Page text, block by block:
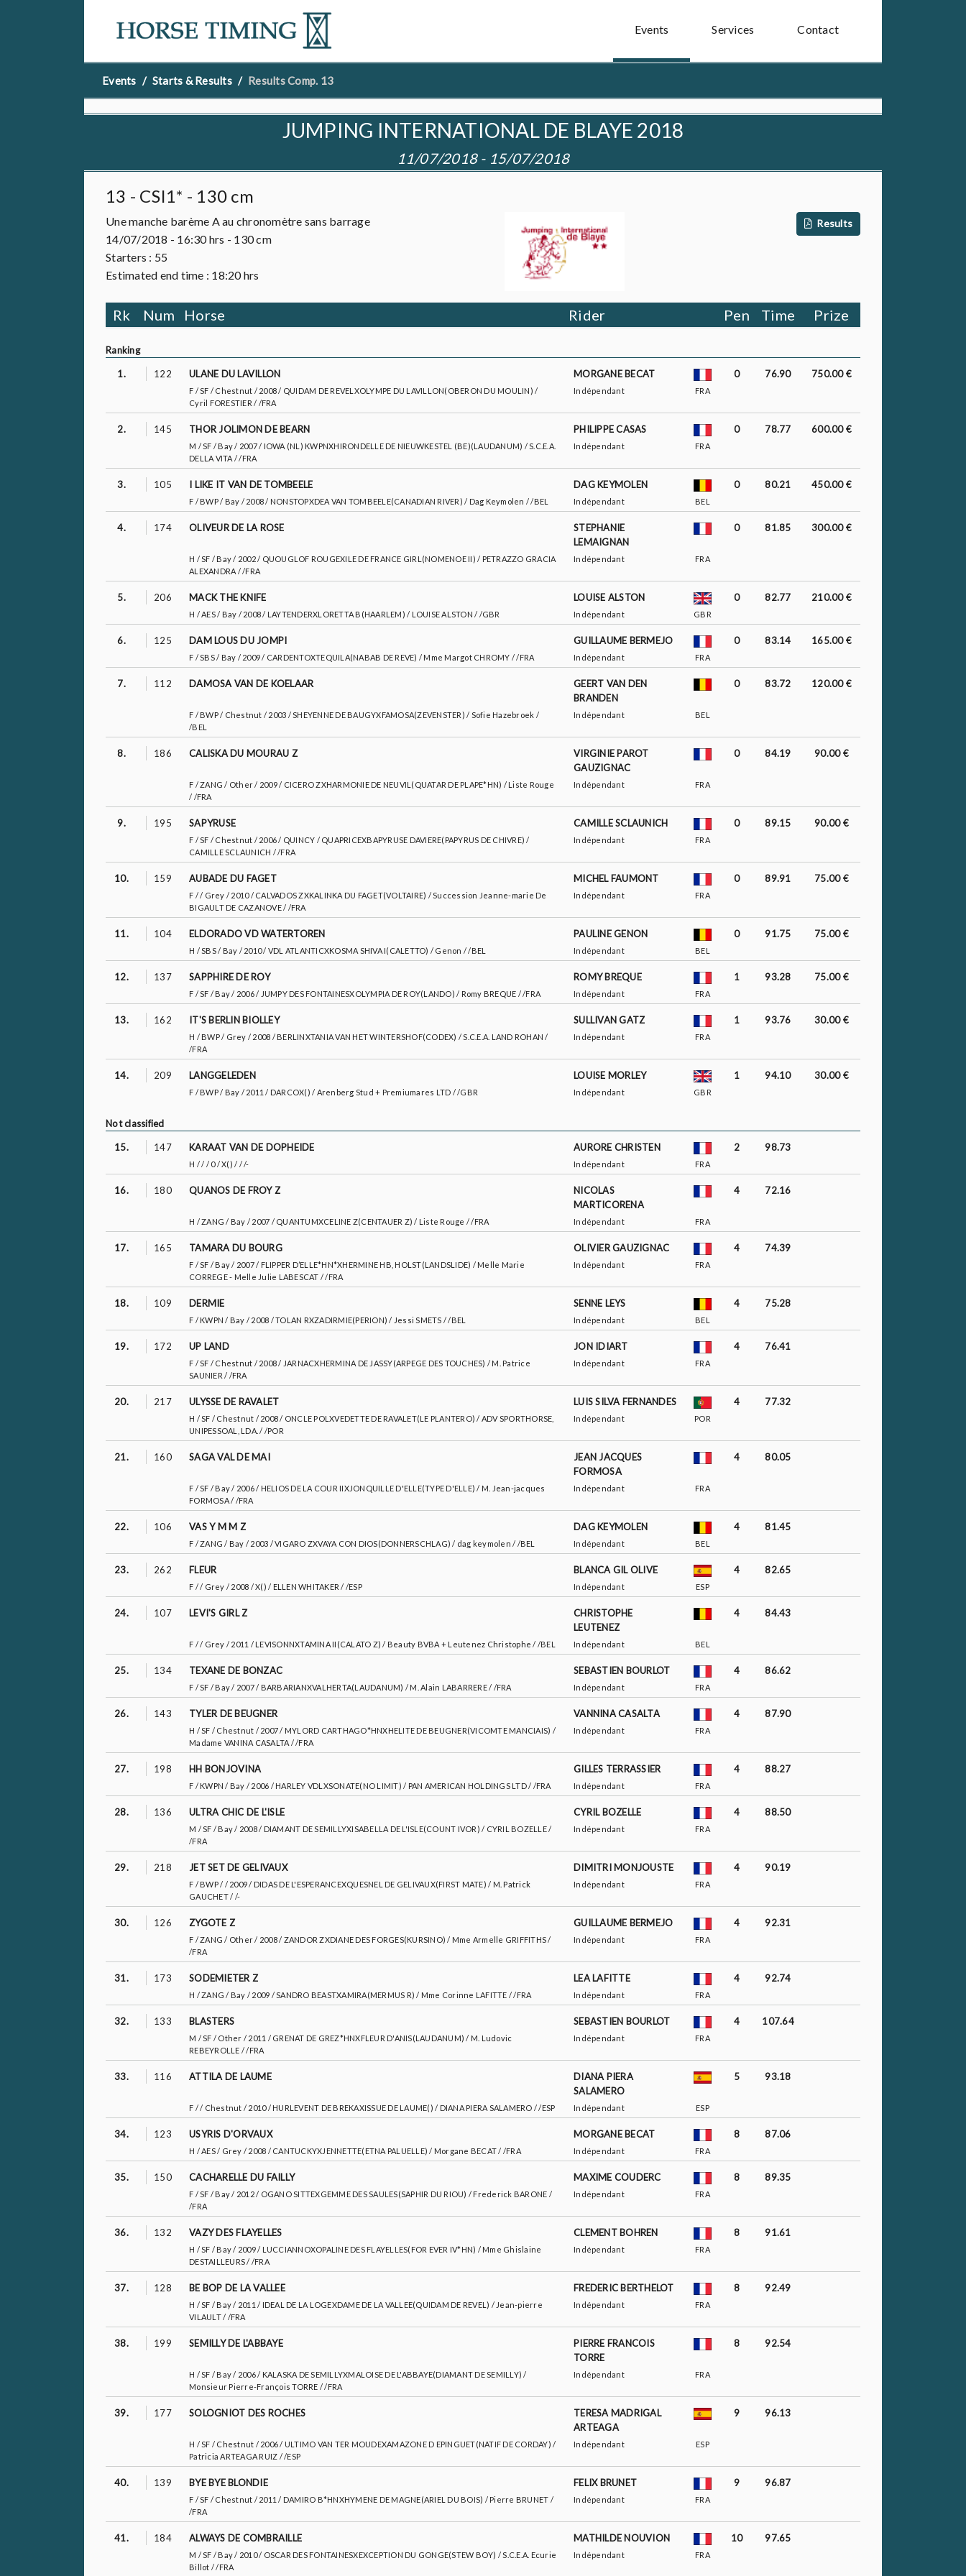
Events Services Contact
Events Starts & Results Results Comp. 13
JUMPING INTERNATIONAL DE BLAYE 2018
11/07/2018 - 15/07/2018
13 - CSI1* - 130 cm
Une manche barème A au chronomètre sans barrage
14/07/2018 - 16:30 hrs - 130 cm
Starters : 55
Estimated end time : 18:20 hrs
Results
Rk Num Horse Rider Pen Time Prize
Ranking
1. 122 ULANE DU LAVILLON MORGANE BECAT 0 76.90 750.00 €
F / SF / Chestnut / 2008 / QUIDAM DE REVELXOLYMPE DU LAVILLON(OBERON DU MOULIN) /
Cyril FORESTIER / /FRA
Indépendant FRA
2. 145 THOR JOLIMON DE BEARN PHILIPPE CASAS 0 78.77 600.00 €
M / SF / Bay / 2007 / IOWA (NL) KWPNXHIRONDELLE DE NIEUWKESTEL (BE)(LAUDANUM) / S.C.E.A.
DELLA VITA / /FRA
Indépendant FRA
3. 105 I LIKE IT VAN DE TOMBEELE DAG KEYMOLEN 0 80.21 450.00 €
F / BWP / Bay / 2008 / NONSTOPXDEA VAN TOMBEELE(CANADIAN RIVER) / Dag Keymolen / /BEL Indépendant BEL
4. 174 OLIVEUR DE LA ROSE
STEPHANIE
LEMAIGNAN
0 81.85 300.00 €
H / SF / Bay / 2002 / QUOUGLOF ROUGEXILE DE FRANCE GIRL(NOMENOE II) / PETRAZZO GRACIA
ALEXANDRA / /FRA
Indépendant FRA
5. 206 MACK THE KNIFE LOUISE ALSTON 0 82.77 210.00 €
H / AES / Bay / 2008 / LAYTENDERXLORETTA B(HAARLEM) / LOUISE ALSTON / /GBR Indépendant GBR
6. 125 DAM LOUS DU JOMPI GUILLAUME BERMEJO 0 83.14 165.00 €
F / SBS / Bay / 2009 / CARDENTOXTEQUILA(NABAB DE REVE) / Mme Margot CHROMY / /FRA Indépendant FRA
7. 112 DAMOSA VAN DE KOELAAR
GEERT VAN DEN
BRANDEN
0 83.72 120.00 €
F / BWP / Chestnut / 2003 / SHEYENNE DE BAUGYXFAMOSA(ZEVENSTER) / Sofie Hazebroek /
/BEL
Indépendant BEL
8. 186 CALISKA DU MOURAU Z
VIRGINIE PAROT
GAUZIGNAC
0 84.19 90.00 €
F / ZANG / Other / 2009 / CICERO ZXHARMONIE DE NEUVIL(QUATAR DE PLAPE*HN) / Liste Rouge
/ /FRA
Indépendant FRA
9. 195 SAPYRUSE CAMILLE SCLAUNICH 0 89.15 90.00 €
F / SF / Chestnut / 2006 / QUINCY / QUAPRICEXBAPYRUSE DAVIERE(PAPYRUS DE CHIVRE) /
CAMILLE SCLAUNICH / /FRA
Indépendant FRA
10. 159 AUBADE DU FAGET MICHEL FAUMONT 0 89.91 75.00 €
F / / Grey / 2010 / CALVADOS ZXKALINKA DU FAGET(VOLTAIRE) / Succession Jeanne-marie De
BIGAULT DE CAZANOVE / /FRA
Indépendant FRA
11. 104 ELDORADO VD WATERTOREN PAULINE GENON 0 91.75 75.00 €
H / SBS / Bay / 2010 / VDL ATLANTICXKOSMA SHIVA I(CALETTO) / Genon / /BEL Indépendant BEL
12. 137 SAPPHIRE DE ROY ROMY BREQUE 1 93.28 75.00 €
F / SF / Bay / 2006 / JUMPY DES FONTAINESXOLYMPIA DE ROY(LANDO) / Romy BREQUE / /FRA Indépendant FRA
13. 162 IT'S BERLIN BIOLLEY SULLIVAN GATZ 1 93.76 30.00 €
H / BWP / Grey / 2008 / BERLINXTANIA VAN HET WINTERSHOF(CODEX) / S.C.E.A. LAND ROHAN /
/FRA
Indépendant FRA
14. 209 LANGGELEDEN LOUISE MORLEY 1 94.10 30.00 €
F / BWP / Bay / 2011 / DARCOX() / Arenberg Stud + Premiumares LTD / /GBR Indépendant GBR
Not classified
15. 147 KARAAT VAN DE DOPHEIDE AURORE CHRISTEN 2 98.73
H / / / 0 / X() / / /- Indépendant FRA
16. 180 QUANOS DE FROY Z
NICOLAS
MARTICORENA
4 72.16
H / ZANG / Bay / 2007 / QUANTUMXCELINE Z(CENTAUER Z) / Liste Rouge / /FRA Indépendant FRA
17. 165 TAMARA DU BOURG OLIVIER GAUZIGNAC 4 74.39
F / SF / Bay / 2007 / FLIPPER D’ELLE*HN*XHERMINE HB, HOLST(LANDSLIDE) / Melle Marie
CORREGE - Melle Julie LABESCAT / /FRA
Indépendant FRA
18. 109 DERMIE SENNE LEYS 4 75.28
F / KWPN / Bay / 2008 / TOLAN RXZADIRMIE(PERION) / Jessi SMETS / /BEL Indépendant BEL
19. 172 UP LAND JON IDIART 4 76.41
F / SF / Chestnut / 2008 / JARNACXHERMINA DE JASSY(ARPEGE DES TOUCHES) / M. Patrice
SAUNIER / /FRA
Indépendant FRA
20. 217 ULYSSE DE RAVALET LUIS SILVA FERNANDES 4 77.32
H / SF / Chestnut / 2008 / ONCLE POLXVEDETTE DE RAVALET(LE PLANTERO) / ADV SPORTHORSE,
UNIPESSOAL, LDA. / /POR
Indépendant POR
21. 160 SAGA VAL DE MAI
JEAN JACQUES
FORMOSA
4 80.05
F / SF / Bay / 2006 / HELIOS DE LA COUR IIXJONQUILLE D'ELLE(TYPE D'ELLE) / M. Jean-jacques
FORMOSA / /FRA
Indépendant FRA
22. 106 VAS Y M M Z DAG KEYMOLEN 4 81.45
F / ZANG / Bay / 2003 / VIGARO ZXVAYA CON DIOS(DONNERSCHLAG) / dag keymolen / /BEL Indépendant BEL
23. 262 FLEUR BLANCA GIL OLIVE 4 82.65
F / / Grey / 2008 / X() / ELLEN WHITAKER / /ESP Indépendant ESP
24. 107 LEVI'S GIRL Z
CHRISTOPHE
LEUTENEZ
4 84.43
F / / Grey / 2011 / LEVISONNXTAMINA II(CALATO Z) / Beauty BVBA + Leutenez Christophe / /BEL Indépendant BEL
25. 134 TEXANE DE BONZAC SEBASTIEN BOURLOT 4 86.62
F / SF / Bay / 2007 / BARBARIANXVALHERTA(LAUDANUM) / M. Alain LABARRERE / /FRA Indépendant FRA
26. 143 TYLER DE BEUGNER VANNINA CASALTA 4 87.90
H / SF / Chestnut / 2007 / MYLORD CARTHAGO*HNXHELITE DE BEUGNER(VICOMTE MANCIAIS) /
Madame VANINA CASALTA / /FRA
Indépendant FRA
27. 198 HH BONJOVINA GILLES TERRASSIER 4 88.27
F / KWPN / Bay / 2006 / HARLEY VDLXSONATE(NO LIMIT) / PAN AMERICAN HOLDINGS LTD / /FRA Indépendant FRA
28. 136 ULTRA CHIC DE L'ISLE CYRIL BOZELLE 4 88.50
M / SF / Bay / 2008 / DIAMANT DE SEMILLYXISABELLA DE L'ISLE(COUNT IVOR) / CYRIL BOZELLE /
/FRA
Indépendant FRA
29. 218 JET SET DE GELIVAUX DIMITRI MONJOUSTE 4 90.19
F / BWP / / 2009 / DIDAS DE L'ESPERANCEXQUESNEL DE GELIVAUX(FIRST MATE) / M. Patrick
GAUCHET / /-
Indépendant FRA
30. 126 ZYGOTE Z GUILLAUME BERMEJO 4 92.31
F / ZANG / Other / 2008 / ZANDOR ZXDIANE DES FORGES(KURSINO) / Mme Armelle GRIFFITHS /
/FRA
Indépendant FRA
31. 173 SODEMIETER Z LEA LAFITTE 4 92.74
H / ZANG / Bay / 2009 / SANDRO BEASTXAMIRA(MERMUS R) / Mme Corinne LAFITTE / /FRA Indépendant FRA
32. 133 BLASTERS SEBASTIEN BOURLOT 4 107.64
M / SF / Other / 2011 / GRENAT DE GREZ*HNXFLEUR D'ANIS(LAUDANUM) / M. Ludovic
REBEYROLLE / /FRA
Indépendant FRA
33. 116 ATTILA DE LAUME
DIANA PIERA
SALAMERO
5 93.18
F / / Chestnut / 2010 / HURLEVENT DE BREKAXISSUE DE LAUME() / DIANA PIERA SALAMERO / /ESP Indépendant ESP
34. 123 USYRIS D'ORVAUX MORGANE BECAT 8 87.06
H / AES / Grey / 2008 / CANTUCKYXJENNETTE(ETNA PALUELLE) / Morgane BECAT / /FRA Indépendant FRA
35. 150 CACHARELLE DU FAILLY MAXIME COUDERC 8 89.35
F / SF / Bay / 2012 / OGANO SITTEXGEMME DES SAULES(SAPHIR DU RIOU) / Frederick BARONE /
/FRA
Indépendant FRA
36. 132 VAZY DES FLAYELLES CLEMENT BOHREN 8 91.61
H / SF / Bay / 2009 / LUCCIANNOXOPALINE DES FLAYELLES(FOR EVER IV*HN) / Mme Ghislaine
DESTAILLEURS / /FRA
Indépendant FRA
37. 128 BE BOP DE LA VALLEE FREDERIC BERTHELOT 8 92.49
H / SF / Bay / 2011 / IDEAL DE LA LOGEXDAME DE LA VALLEE(QUIDAM DE REVEL) / Jean-pierre
VILAULT / /FRA
Indépendant FRA
38. 199 SEMILLY DE L'ABBAYE
PIERRE FRANCOIS
TORRE
8 92.54
H / SF / Bay / 2006 / KALASKA DE SEMILLYXMALOISE DE L'ABBAYE(DIAMANT DE SEMILLY) /
Monsieur Pierre-François TORRE / /FRA
Indépendant FRA
39. 177 SOLOGNIOT DES ROCHES
TERESA MADRIGAL
ARTEAGA
9 96.13
H / SF / Chestnut / 2006 / ULTIMO VAN TER MOUDEXAMAZONE D EPINGUET(NATIF DE CORDAY) /
Patricia ARTEAGA RUIZ / /ESP
Indépendant ESP
40. 139 BYE BYE BLONDIE FELIX BRUNET 9 96.87
F / SF / Chestnut / 2011 / DAMIRO B*HNXHYMENE DE MAGNE(ARIEL DU BOIS) / Pierre BRUNET /
/FRA
Indépendant FRA
41. 184 ALWAYS DE COMBRAILLE MATHILDE NOUVION 10 97.65
M / SF / Bay / 2010 / OSCAR DES FONTAINESXEXCEPTION DU GONGE(STEW BOY) / S.C.E.A. Ecurie
Billot / /FRA
Indépendant FRA